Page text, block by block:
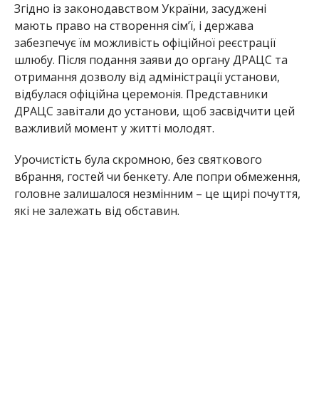
Згідно із законодавством України, засуджені
мають право на створення сім’ї, і держава
забезпечує їм можливість офіційної реєстрації
шлюбу. Після подання заяви до органу ДРАЦС та
отримання дозволу від адміністрації установи,
відбулася офіційна церемонія. Представники
ДРАЦС завітали до установи, щоб засвідчити цей
важливий момент у житті молодят.
Урочистість була скромною, без святкового
вбрання, гостей чи бенкету. Але попри обмеження,
головне залишалося незмінним – це щирі почуття,
які не залежать від обставин.